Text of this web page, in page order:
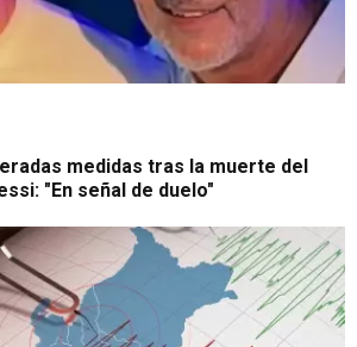
medidas tras la muerte del
"En señal de duelo"